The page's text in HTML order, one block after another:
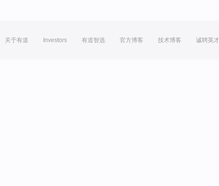
关于有道 Investors 有道智选 官方博客 技术博客 诚聘英才